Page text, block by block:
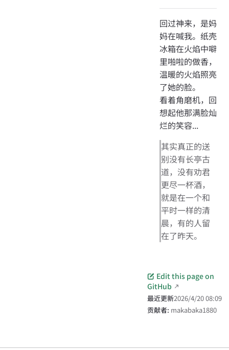
回过神来，是妈
妈在喊我。纸壳
冰箱在火焰中噼
里啪啦的做香，
温暖的火焰照亮
了她的脸。
看着角磨机，回
想起他那满脸灿
烂的笑容...
其实真正的送
别没有长亭古
道，没有劝君
更尽一杯酒，
就是在一个和
平时一样的清
晨，有的人留
在了昨天。
Edit this page on
GitHub
最近更新2026/4/20 08:09
贡献者: makabaka1880